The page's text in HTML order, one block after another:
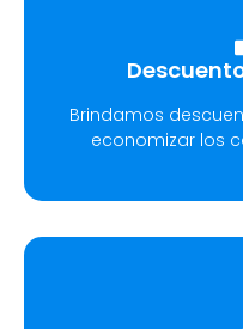
Brindamos
economizar los